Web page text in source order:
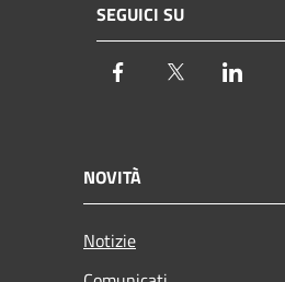
SEGUICI SU
Facebook Twitter
NOVITÀ
Notizie